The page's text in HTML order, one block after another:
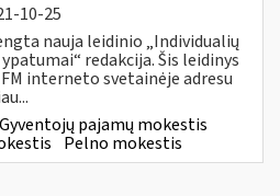
10-25
nauja leidinio „Individualių
redakcija. Šis leidinys
interneto svetainėje adresu
Gyventojų pajamų mokestis
Pelno mokestis